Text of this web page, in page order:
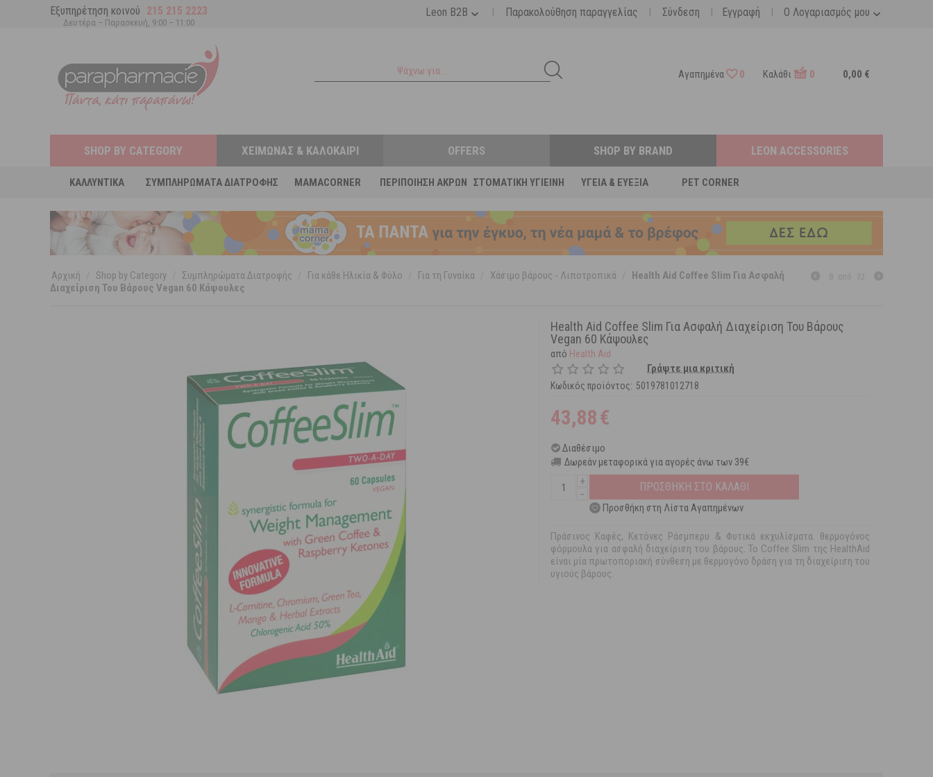
Εξυπηρέτηση κοινού 215 215 2223
Δευτέρα – Παρασκευή, 9:00 – 11:00
Ο Λογαριασμός μου
Leon B2B | Παρακολούθηση παραγγελίας | Σύνδεση | Εγγραφή |
Αγαπημένα 0 Καλάθι 0 0,00 €
SHOP BY CATEGORY
ΚΑΛΛΥΝΤΙΚΆ ΣΥΜΠΛΗΡΏΜΑΤΑ ΔΙΑΤΡΟΦΉΣ MAMACORNER ΠΕΡΙΠΟΊΗΣΗ ΆΚΡΩΝ ΣΤΟΜΑΤΙΚΉ ΥΓΙΕΙΝΉ ΥΓΕΊΑ & ΕΥΕΞΊΑ PET CORNER
ΧΕΙΜΏΝΑΣ & ΚΑΛΟΚΑΊΡΙ OFFERS SHOP BY BRAND LEON ACCESSORIES
Αρχική Shop by Category Συμπληρώματα Διατροφής Για κάθε Ηλικία & Φύλο Για τη Γυναίκα Χάσιμο βάρους - Λιποτροπικά
Health Aid Coffee Slim Για Ασφαλή
Διαχείριση Του Βάρους Vegan 60 Κάψουλες
Health Aid Coffee Slim Για Ασφαλή Διαχείριση Του Βάρους
Vegan 60 Κάψουλες
από Health Aid
Γράψτε μια κριτική
Κωδικός προϊόντος: 5019781012718
43,88€
Διαθέσιμο
Δωρεάν μεταφορικά για αγορές άνω των 39€
+
−
ΠΡΟΣΘΗΚΗ ΣΤΟ ΚΑΛΑΘΙ
Προσθήκη στη Λίστα Αγαπημένων
Πράσινος Καφές, Κετόνες Ράσμπερυ & Φυτικά εκχυλίσματα. θερμογόνος
φόρμουλα για ασφαλή διαχείριση του βάρους. Το Coffee Slim της HealthAid
είναι μία πρωτοποριακή σύνθεση με θερμογόνο δράση για τη διαχείριση του
υγιούς βάρους.